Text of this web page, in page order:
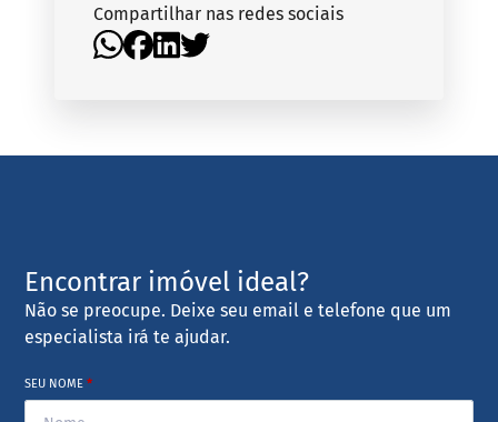
Compartilhar nas redes sociais
Encontrar imóvel ideal?
Não se preocupe. Deixe seu email e telefone que um
especialista irá te ajudar.
SEU NOME*